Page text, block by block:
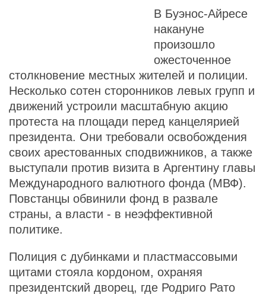
В Буэнос-Айресе
накануне
произошло
ожесточенное
столкновение местных жителей и полиции.
Несколько сотен сторонников левых групп и
движений устроили масштабную акцию
протеста на площади перед канцелярией
президента. Они требовали освобождения
своих арестованных сподвижников, а также
выступали против визита в Аргентину главы
Международного валютного фонда (МВФ).
Повстанцы обвинили фонд в развале
страны, а власти - в неэффективной
политике.
Полиция с дубинками и пластмассовыми
щитами стояла кордоном, охраняя
президентский дворец, где Родриго Рато